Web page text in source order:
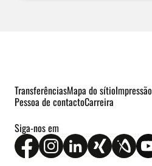
TransferênciasMapa do sítioImpressão
Pessoa de contactoCarreira
Siga-nos em